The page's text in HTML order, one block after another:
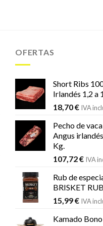
OFERTAS
Short Ribs
Irlandés 1,2 a
18,70€ IVA
Pecho de
Angus
Kg.
107,72€ IVA
Rub de
BRISKET
15,99€ IVA
Kamado